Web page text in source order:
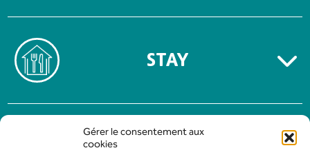
Gérer le consentement aux
cookies
STAY
TERMS OF USE
PRIVACY POLICY